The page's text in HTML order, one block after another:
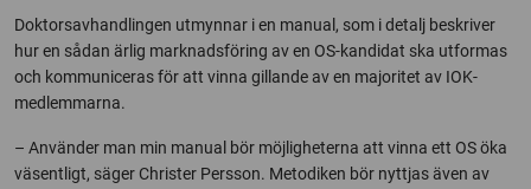
Doktorsavhandlingen utmynnar i en manual, som i detalj beskriver
hur en sådan ärlig marknadsföring av en OS-kandidat ska utformas
och kommuniceras för att vinna gillande av en majoritet av IOK-
medlemmarna.
– Använder man min manual bör möjligheterna att vinna ett OS öka
väsentligt, säger Christer Persson. Metodiken bör nyttjas även av